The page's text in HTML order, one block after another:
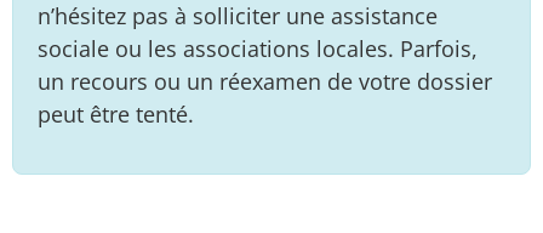
n’hésitez pas à solliciter une assistance
sociale ou les associations locales. Parfois,
un recours ou un réexamen de votre dossier
peut être tenté.